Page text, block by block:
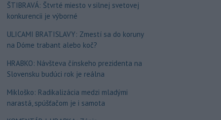
ŠTIBRAVÁ: Štvrté miesto v silnej svetovej
konkurencii je výborné
ULICAMI BRATISLAVY: Zmestí sa do koruny
na Dóme trabant alebo koč?
HRABKO: Návšteva čínskeho prezidenta na
Slovensku budúci rok je reálna
Mikloško: Radikalizácia medzi mladými
narastá, spúšťačom je i samota